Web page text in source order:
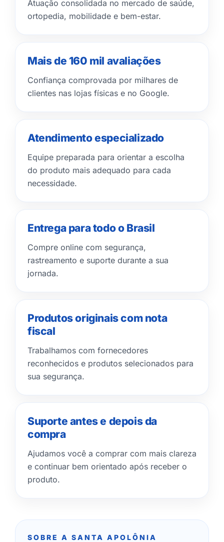
Atuação consolidada no mercado de saúde,
ortopedia, mobilidade e bem-estar.
Mais de 160 mil avaliações
Confiança comprovada por milhares de
clientes nas lojas físicas e no Google.
Atendimento especializado
Equipe preparada para orientar a escolha
do produto mais adequado para cada
necessidade.
Entrega para todo o Brasil
Compre online com segurança,
rastreamento e suporte durante a sua
jornada.
Produtos originais com nota
fiscal
Trabalhamos com fornecedores
reconhecidos e produtos selecionados para
sua segurança.
Suporte antes e depois da
compra
Ajudamos você a comprar com mais clareza
e continuar bem orientado após receber o
produto.
SOBRE A SANTA APOLÔNIA